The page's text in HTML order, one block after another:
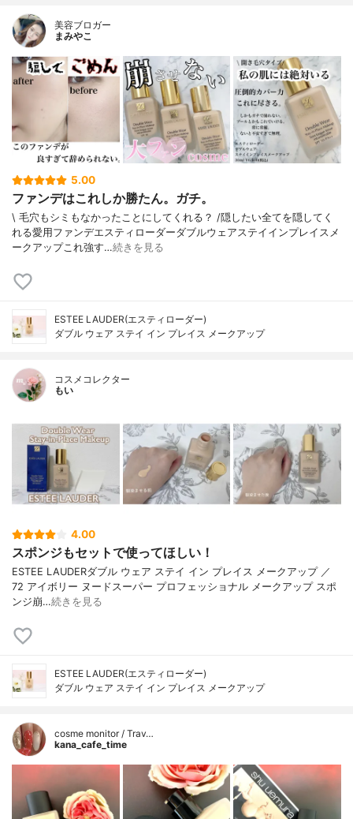
美容ブロガー
まみやこ
5.00
ファンデはこれしか勝たん。ガチ。
\ 毛穴もシミもなかったことにしてくれる？ /⁡⁡隠したい全てを隠してく
れる愛用ファンデ⁡エスティローダーダブルウェアステイインプレイスメ
ークアップ⁡⁡これ強す…続きを見る
ESTEE LAUDER(エスティローダー)
ダブル ウェア ステイ イン プレイス メークアップ
コスメコレクター
もい
4.00
スポンジもセットで使ってほしい！
ESTEE LAUDERダブル ウェア ステイ イン プレイス メークアップ ／
72 アイボリー ヌードスーパー プロフェッショナル メークアップ スポ
ンジ崩…続きを見る
ESTEE LAUDER(エスティローダー)
ダブル ウェア ステイ イン プレイス メークアップ
cosme monitor / Trav…
kana_cafe_time